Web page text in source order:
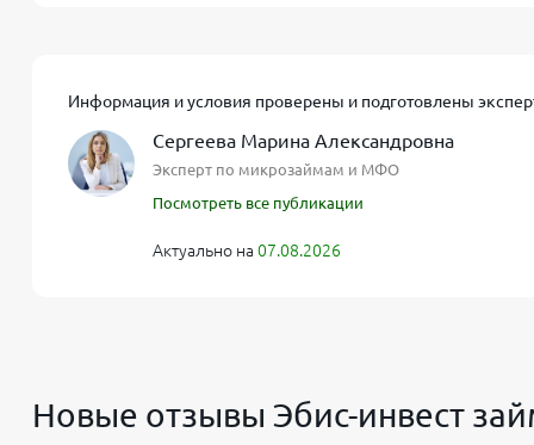
пользования займом начисляется 0,8% от
примерно в 800 ₽ процентов при ставке 0,8%/день.
вовсе – при условии своевременного возврата.
диапазоне до ~292% годовых, что соответствует
неустойки 0,1% в день. Чтобы избежать лишних
Информация и условия проверены и подготовлены
Сергеева Марина Александровна
Эксперт по микрозаймам и МФО
Посмотреть все публикации
Актуально на 07.08.2026
Новые отзывы Эбис-инвест